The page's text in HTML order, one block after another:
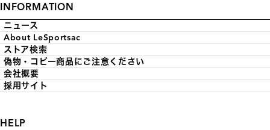
INFORMATION
ニュース
About LeSportsac
ストア検索
偽物・コピー商品にご注意ください
会社概要
採用サイト
HELP